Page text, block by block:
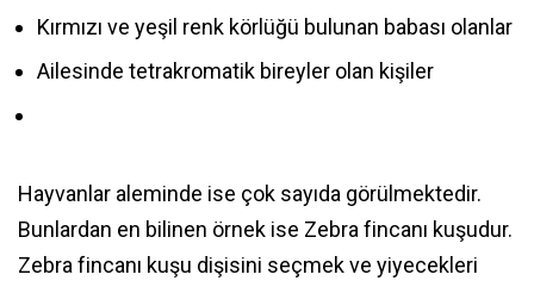
Kırmızı ve yeşil renk körlüğü bulunan babası olanlar
Ailesinde tetrakromatik bireyler olan kişiler
Hayvanlar aleminde ise çok sayıda görülmektedir.
Bunlardan en bilinen örnek ise Zebra fincanı kuşudur.
Zebra fincanı kuşu dişisini seçmek ve yiyecekleri